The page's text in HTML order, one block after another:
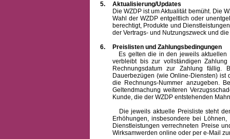
5.
Aktualisierung/Updates
Die WZDP ist um Aktualität bemüht. Die
Wahl der WZDP entgeltlich oder
berechtigt, Produkte und
der Vertrags- und Nutzungszweck und
6.
Preislisten und Zahlungsbedingungen
Es gelten die in den jeweils aktuellen
verbleibt bis zur vollständigen
Rechnungsdatum zur Zahlung fällig.
Dauerbezügen (wie Online-Diensten)
die Rechnungs-Nummer anzugeben.
Geltendmachung weiteren
Kunde, die der WZDP entstehenden
Die jeweils aktuelle Preisliste steht dem
Erhöhungen, insbesondere bei
Dienstleistungen verrechneten Preise
Wirksamwerden online oder per e-Mail